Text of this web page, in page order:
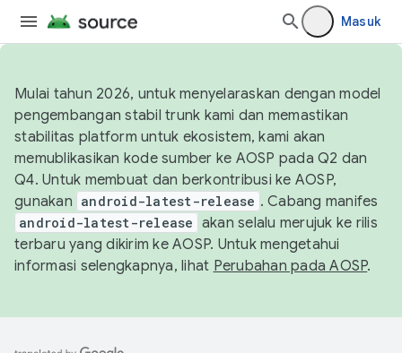
Masuk
Mulai tahun 2026, untuk menyelaraskan dengan model
pengembangan stabil trunk kami dan memastikan
stabilitas platform untuk ekosistem, kami akan
memublikasikan kode sumber ke AOSP pada Q2 dan
Q4. Untuk membuat dan berkontribusi ke AOSP,
gunakan android-latest-release . Cabang manifes
android-latest-release akan selalu merujuk ke rilis
terbaru yang dikirim ke AOSP. Untuk mengetahui
informasi selengkapnya, lihat Perubahan pada AOSP.